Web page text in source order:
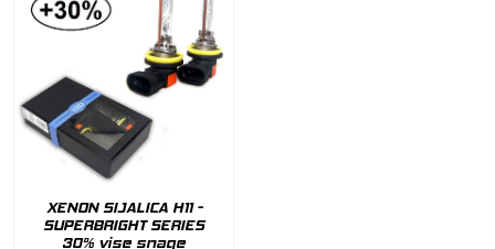
XENON SIJALICA H11 -
SUPERBRIGHT SERIES
30% vise snage